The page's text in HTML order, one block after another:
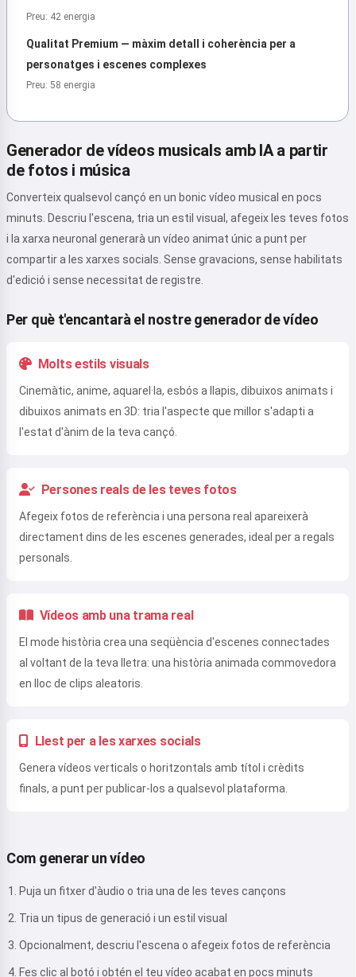
Preu: 42 energia
Qualitat Premium — màxim detall i coherència per a
personatges i escenes complexes
Preu: 58 energia
Generador de vídeos musicals amb IA a partir
de fotos i música
Converteix qualsevol cançó en un bonic vídeo musical en pocs
minuts. Descriu l'escena, tria un estil visual, afegeix les teves fotos
i la xarxa neuronal generarà un vídeo animat únic a punt per
compartir a les xarxes socials. Sense gravacions, sense habilitats
d'edició i sense necessitat de registre.
Per què t'encantarà el nostre generador de vídeo
Molts estils visuals
Cinemàtic, anime, aquarel·la, esbós a llapis, dibuixos animats i
dibuixos animats en 3D: tria l'aspecte que millor s'adapti a
l'estat d'ànim de la teva cançó.
Persones reals de les teves fotos
Afegeix fotos de referència i una persona real apareixerà
directament dins de les escenes generades, ideal per a regals
personals.
Vídeos amb una trama real
El mode història crea una seqüència d'escenes connectades
al voltant de la teva lletra: una història animada commovedora
en lloc de clips aleatoris.
Llest per a les xarxes socials
Genera vídeos verticals o horitzontals amb títol i crèdits
finals, a punt per publicar-los a qualsevol plataforma.
Com generar un vídeo
Puja un fitxer d'àudio o tria una de les teves cançons
Tria un tipus de generació i un estil visual
Opcionalment, descriu l'escena o afegeix fotos de referència
Fes clic al botó i obtén el teu vídeo acabat en pocs minuts
Puc crear cançons, escriure
poemes i felicitacions 🥰
Prova-ho
Política de privadesa,
Política de reemborsament